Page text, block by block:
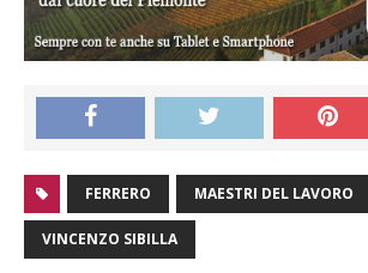
FERRERO MAESTRI DEL LAVORO
VINCENZO SIBILLA